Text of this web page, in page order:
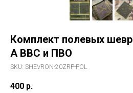
Комплект полевых
А ВВС и ПВО
SKU: SHEVRON-20ZRP-POL
400 р.